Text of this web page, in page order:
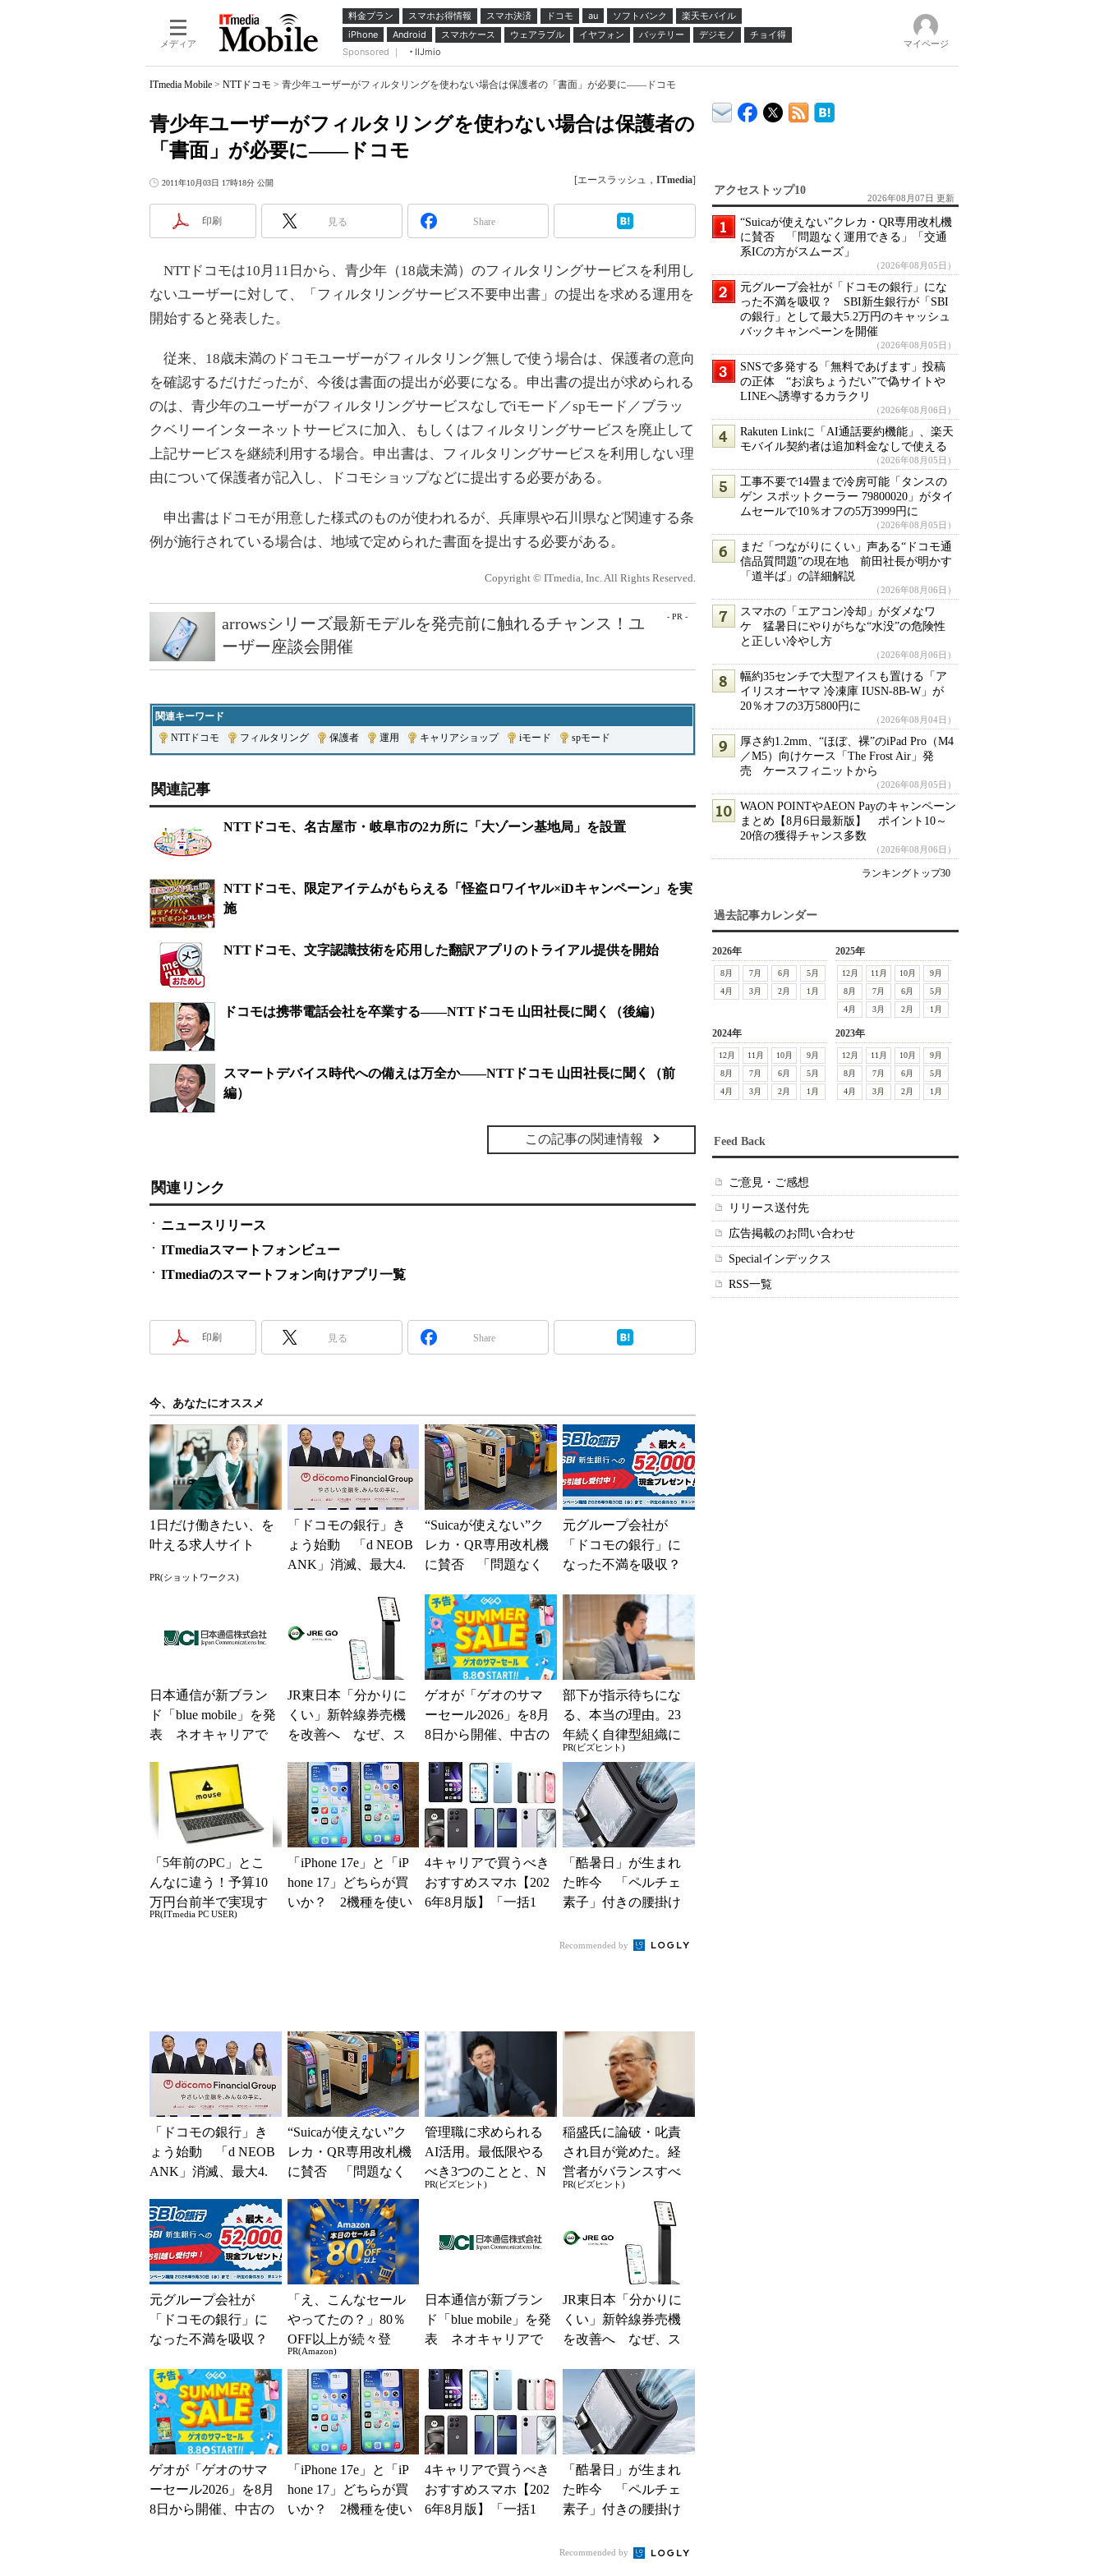
メディア
料金プラン スマホお得情報 スマホ決済 ドコモ au ソフトバンク
楽天モバイル
iPhone
Android スマホケース ウェアラブル イヤフォン バッテリー デジモノ
チョイ得
Sponsored ｜
IIJmio
マイページ
ITmedia Mobile > NTTドコモ > 青少年ユーザーがフィルタリングを使わない場合は保護者の「書面」が必要に――ドコモ
青少年ユーザーがフィルタリングを使わない場合は保護者の
「書面」が必要に――ドコモ
2011年10月03日 17時18分 公開 [エースラッシュ， ITmedia]
印刷 見る Share
NTTドコモは10月11日から、青少年（18歳未満）のフィルタリングサービスを利用し
ないユーザーに対して、「フィルタリングサービス不要申出書」の提出を求める運用を
開始すると発表した。
従来、18歳未満のドコモユーザーがフィルタリング無しで使う場合は、保護者の意向
を確認するだけだったが、今後は書面の提出が必要になる。申出書の提出が求められる
のは、青少年のユーザーがフィルタリングサービスなしでiモード／spモード／ブラッ
クベリーインターネットサービスに加入、もしくはフィルタリングサービスを廃止して
上記サービスを継続利用する場合。申出書は、フィルタリングサービスを利用しない理
由について保護者が記入し、ドコモショップなどに提出する必要がある。
申出書はドコモが用意した様式のものが使われるが、兵庫県や石川県など関連する条
例が施行されている場合は、地域で定められた書面を提出する必要がある。
Copyright © ITmedia, Inc. All Rights Reserved.
- PR -
arrowsシリーズ最新モデルを発売前に触れるチャンス！ユ
ーザー座談会開催
関連キーワード
NTTドコモ
フィルタリング 保護者 運用 キャリアショップ| iモード spモード
関連記事
NTTドコモ、名古屋市・岐阜市の2カ所に「大ゾーン基地局」を設置
NTTドコモ、限定アイテムがもらえる「怪盗ロワイヤル×iDキャンペーン」を実
施
NTTドコモ、文字認識技術を応用した翻訳アプリのトライアル提供を開始
ドコモは携帯電話会社を卒業する――NTTドコモ 山田社長に聞く（後編）
スマートデバイス時代への備えは万全か――NTTドコモ 山田社長に聞く（前
編）
この記事の関連情報
関連リンク
ニュースリリース
ITmediaスマートフォンビュー
ITmediaのスマートフォン向けアプリ一覧
印刷 見る Share
今、あなたにオススメ
1日だけ働きたい、を
叶える求人サイト
PR(ショットワークス)
「ドコモの銀行」き
ょう始動 「d NEOB
ANK」消滅、最大4.
“Suicaが使えない”ク
レカ・QR専用改札機
に賛否 「問題なく
系ICの方がスムー...
元グループ会社が
「ドコモの銀行」に
なった不満を吸収？
BIの銀行」として最
大5....
日本通信が新ブラン
ド「blue mobile」を発
表 ネオキャリアで
JR東日本「分かりに
くい」新幹線券売機
を改善へ なぜ、ス
の最短1分購入」を実
現？
ゲオが「ゲオのサマ
ーセール2026」を8月
8日から開催、中古の
得に
部下が指示待ちにな
る、本当の理由。23
年続く自律型組織に
共通する「3つの要
PR(ビズヒント)
「5年前のPC」とこ
んなに違う！予算10
万円台前半で実現す
る快適PCライフ
PR(ITmedia PC USER)
「iPhone 17e」と「iP
hone 17」どちらが買
いか？ 2機種を使い
4キャリアで買うべき
おすすめスマホ【202
6年8月版】「一括1
「酷暑日」が生まれ
た昨今 「ペルチェ
素子」付きの腰掛け
る？
Recommended by
「ドコモの銀行」き
ょう始動 「d NEOB
ANK」消滅、最大4.
解説
“Suicaが使えない”ク
レカ・QR専用改札機
に賛否 「問題なく
系ICの方がスムー...
管理職に求められる
AI活用。最低限やる
べき3つのことと、N
Gな自己認識
PR(ビズヒント)
稲盛氏に論破・叱責
され目が覚めた。経
営者がバランスすべ
き2つの背反
PR(ビズヒント)
元グループ会社が
「ドコモの銀行」に
なった不満を吸収？
BIの銀行」として最
大5....
「え、こんなセール
やってたの？」80％
OFF以上が続々登
場！Amazonの本気が
凄すぎる
PR(Amazon)
日本通信が新ブラン
ド「blue mobile」を発
表 ネオキャリアで
JR東日本「分かりに
くい」新幹線券売機
を改善へ なぜ、ス
の最短1分購入」を実
現？
ゲオが「ゲオのサマ
ーセール2026」を8月
8日から開催、中古の
「iPhone 17e」と「iP
hone 17」どちらが買
いか？ 2機種を使い
4キャリアで買うべき
おすすめスマホ【202
6年8月版】「一括1
「酷暑日」が生まれ
た昨今 「ペルチェ
素子」付きの腰掛け
る？
Recommended by
アクセストップ10
2026年08月07日 更新
“Suicaが使えない”クレカ・QR専用改札機
に賛否 「問題なく運用できる」「交通
系ICの方がスムーズ」
（2026年08月05日）
元グループ会社が「ドコモの銀行」にな
った不満を吸収？ SBI新生銀行が「SBI
の銀行」として最大5.2万円のキャッシュ
バックキャンペーンを開催
（2026年08月05日）
SNSで多発する「無料であげます」投稿
の正体 “お涙ちょうだい”で偽サイトや
LINEへ誘導するカラクリ
（2026年08月06日）
Rakuten Linkに「AI通話要約機能」、楽天
モバイル契約者は追加料金なしで使える
（2026年08月05日）
工事不要で14畳まで冷房可能「タンスの
ゲン スポットクーラー 79800020」がタイ
ムセールで10％オフの5万3999円に
（2026年08月05日）
まだ「つながりにくい」声ある“ドコモ通
信品質問題”の現在地 前田社長が明かす
「道半ば」の詳細解説
（2026年08月06日）
スマホの「エアコン冷却」がダメなワ
ケ 猛暑日にやりがちな“水没”の危険性
と正しい冷やし方
（2026年08月06日）
幅約35センチで大型アイスも置ける「ア
イリスオーヤマ 冷凍庫 IUSN-8B-W」が
20％オフの3万5800円に
（2026年08月04日）
厚さ約1.2mm、“ほぼ、裸”のiPad Pro（M4
／M5）向けケース「The Frost Air」発
売 ケースフィニットから
（2026年08月05日）
WAON POINTやAEON Payのキャンペーン
まとめ【8月6日最新版】 ポイント10～
20倍の獲得チャンス多数
（2026年08月06日）
ランキングトップ30
過去記事カレンダー
2026年
8月 7月 6月
5月
4月
3月 2月 1月
2025年
12月 11月 10月
9月
8月
7月 6月
5月
4月
3月 2月 1月
2024年
12月 11月 10月
9月
8月
7月 6月
5月
4月
3月 2月 1月
2023年
12月 11月 10月
9月
8月
7月 6月
5月
4月
3月 2月 1月
Feed Back
ご意見・ご感想
リリース送付先
広告掲載のお問い合わせ
Specialインデックス
RSS一覧